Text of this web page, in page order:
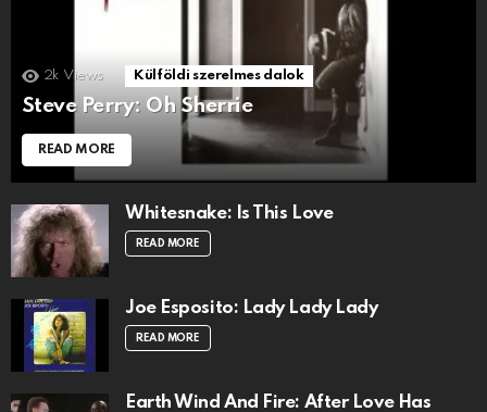
2k Views Külföldi szerelmes dalok
Steve Perry: Oh Sherrie
READ MORE
Whitesnake: Is This Love
READ MORE
Joe Esposito: Lady Lady Lady
READ MORE
Earth Wind And Fire: After Love Has